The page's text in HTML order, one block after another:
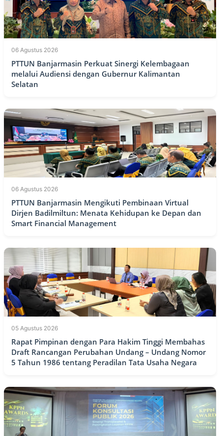
06 Agustus 2026
PTTUN Banjarmasin Perkuat Sinergi Kelembagaan
melalui Audiensi dengan Gubernur Kalimantan
Selatan
06 Agustus 2026
PTTUN Banjarmasin Mengikuti Pembinaan Virtual
Dirjen Badilmiltun: Menata Kehidupan ke Depan dan
Smart Financial Management
05 Agustus 2026
Rapat Pimpinan dengan Para Hakim Tinggi Membahas
Draft Rancangan Perubahan Undang – Undang Nomor
5 Tahun 1986 tentang Peradilan Tata Usaha Negara